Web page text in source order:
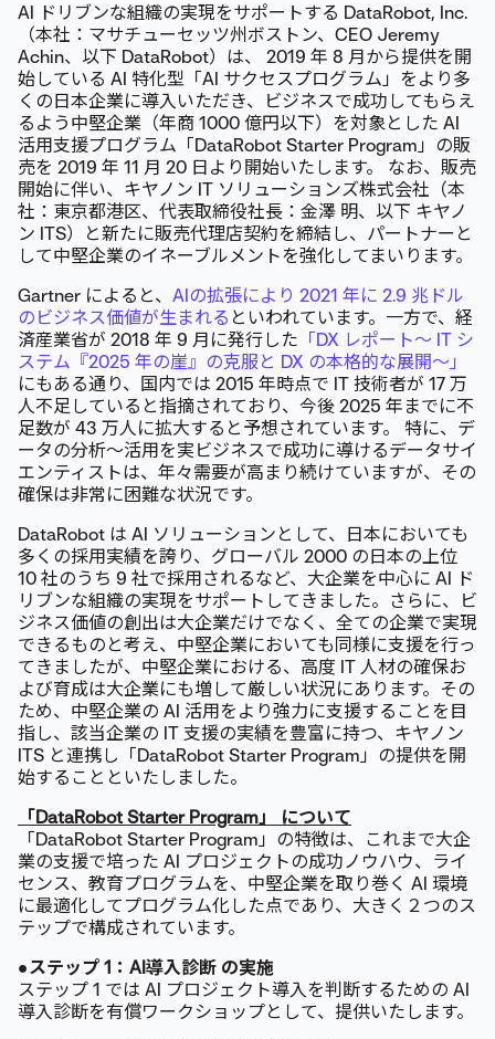
AI ドリブンな組織の実現をサポートする DataRobot, Inc.
（本社：マサチューセッツ州ボストン、CEO Jeremy
Achin、以下 DataRobot）は、 2019 年 8 月から提供を開
始している AI 特化型「AI サクセスプログラム」をより多
くの日本企業に導入いただき、ビジネスで成功してもらえ
るよう中堅企業（年商 1000 億円以下）を対象とした AI
活用支援プログラム「DataRobot Starter Program」の販
売を 2019 年 11 月 20 日より開始いたします。 なお、販売
開始に伴い、キヤノン IT ソリューションズ株式会社（本
社：東京都港区、代表取締役社長：金澤 明、以下 キヤノ
ン ITS）と新たに販売代理店契約を締結し、パートナーと
して中堅企業のイネーブルメントを強化してまいります。
Gartner によると、 AIの拡張により 2021 年に 2.9 兆ドル
のビジネス価値が生まれる といわれています。一方で、経
済産業省が 2018 年 9 月に発行した 「DX レポート〜 IT シ
ステム『2025 年の崖』の克服と DX の本格的な展開〜」
にもある通り、国内では 2015 年時点で IT 技術者が 17 万
人不足していると指摘されており、今後 2025 年までに不
足数が 43 万人に拡大すると予想されています。 特に、デ
ータの分析～活用を実ビジネスで成功に導けるデータサイ
エンティストは、年々需要が高まり続けていますが、その
確保は非常に困難な状況です。
DataRobot は AI ソリューションとして、日本においても
多くの採用実績を誇り、グローバル 2000 の日本の上位
10 社のうち 9 社で採用されるなど、大企業を中心に AI ド
リブンな組織の実現をサポートしてきました。さらに、ビ
ジネス価値の創出は大企業だけでなく、全ての企業で実現
できるものと考え、中堅企業においても同様に支援を行っ
てきましたが、中堅企業における、高度 IT 人材の確保お
よび育成は大企業にも増して厳しい状況にあります。その
ため、中堅企業の AI 活用をより強力に支援することを目
指し、該当企業の IT 支援の実績を豊富に持つ、キヤノン
ITS と連携し「DataRobot Starter Program」の提供を開
始することといたしました。
「DataRobot Starter Program」 について
「DataRobot Starter Program」の特徴は、これまで大企
業の支援で培った AI プロジェクトの成功ノウハウ、ライ
センス、教育プログラムを、中堅企業を取り巻く AI 環境
に最適化してプログラム化した点であり、大きく２つのス
テップで構成されています。
●ステップ 1：AI導入診断 の実施
ステップ 1 では AI プロジェクト導入を判断するための AI
導入診断を有償ワークショップとして、提供いたします。